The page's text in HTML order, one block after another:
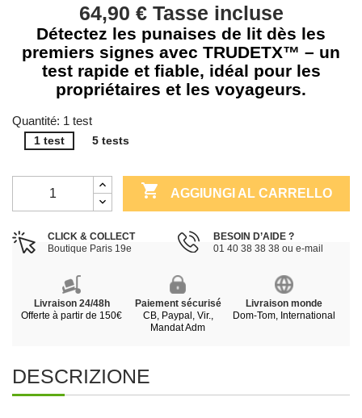
64,90 € Tasse incluse
Détectez les punaises de lit dès les
premiers signes avec TRUDETX™ – un
test rapide et fiable, idéal pour les
propriétaires et les voyageurs.
Quantité: 1 test
1 test 5 tests
 AGGIUNGI AL CARRELLO
CLICK & COLLECT
Boutique Paris 19e
BESOIN D’AIDE ?
01 40 38 38 38 ou e-mail
Livraison 24/48h
Offerte à partir de 150€
Paiement sécurisé
CB, Paypal, Vir.,
Mandat Adm
Livraison monde
Dom-Tom, International
DESCRIZIONE